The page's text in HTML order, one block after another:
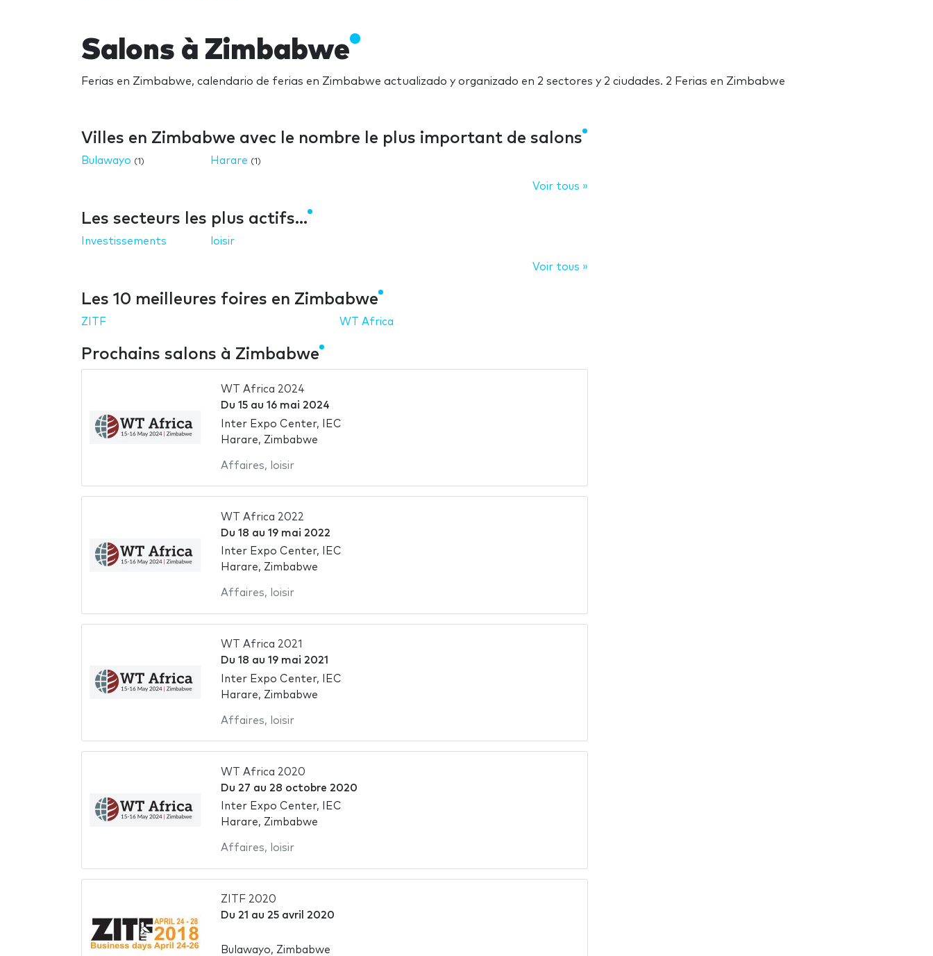
Salons à Zimbabwe
Ferias en Zimbabwe, calendario de ferias en Zimbabwe actualizado y organizado en 2 sectores y 2 ciudades. 2 Ferias en Zimbabwe
Villes en Zimbabwe avec le nombre le plus important de salons
Bulawayo (1) Harare (1)
Voir tous »
Les secteurs les plus actifs...
Investissements loisir
Voir tous »
Les 10 meilleures foires en Zimbabwe
ZITF WT Africa
Prochains salons à Zimbabwe
WT Africa 2024
Du 15au 16 mai 2024
Inter Expo Center, IEC
Harare, Zimbabwe
Affaires, loisir
WT Africa 2022
Du 18 au 19 mai 2022
Inter Expo Center, IEC
Harare, Zimbabwe
Affaires, loisir
WT Africa 2021
Du 18 au 19 mai 2021
Inter Expo Center, IEC
Harare, Zimbabwe
Affaires, loisir
WT Africa 2020
Du 27 au 28 octobre 2020
Inter Expo Center, IEC
Harare, Zimbabwe
Affaires, loisir
ZITF 2020
Du 21 au 25 avril 2020
Bulawayo, Zimbabwe